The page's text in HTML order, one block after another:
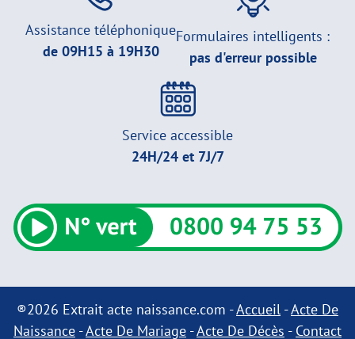
Assistance téléphonique
de 09H15 à 19H30
Formulaires intelligents :
pas d'erreur possible
Service accessible
24H/24 et 7J/7
®2026 Extrait acte naissance.com -Accueil -Acte De
Naissance -Acte De Mariage -Acte De Décès - Contact